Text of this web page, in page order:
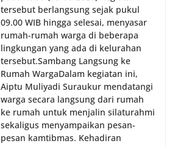
tersebut berlangsung sejak pukul
09.00 WIB hingga selesai, menyasar
rumah-rumah warga di beberapa
lingkungan yang ada di kelurahan
tersebut.‎Sambang Langsung ke
Rumah Warga‎Dalam kegiatan ini,
Aiptu Muliyadi Suraukur mendatangi
warga secara langsung dari rumah
ke rumah untuk menjalin silaturahmi
sekaligus menyampaikan pesan-
pesan kamtibmas. Kehadiran